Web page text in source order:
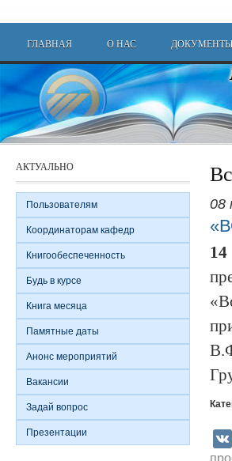
Main menu
ГЛАВНАЯ О НАС ДОКУМЕНТЫ
08
Г
АКТУАЛЬНО
Пользователям
Координаторам кафедр
Книгообеспеченность
Будь в курсе
Книга месяца
Памятные даты
Анонс мероприятий
Вакансии
Задай вопрос
Презентации